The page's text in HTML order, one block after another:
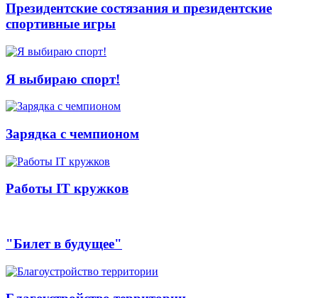
Президентские состязания и президентские
спортивные игры
Я выбираю спорт!
Зарядка с чемпионом
Работы IT кружков
"Билет в будущее"